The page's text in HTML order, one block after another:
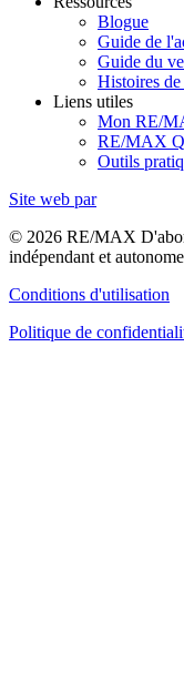
Blogue
Guide de
Guide du
Histoires de
Liens utiles
Mon RE/
RE/MAX
Outils
Site web par
© 2026 RE/MAX
indépendant et
Conditions d'utilisation
Politique de